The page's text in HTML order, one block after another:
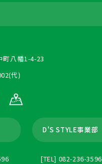
町八幡1-4-23
代)
D'S STYLE事業部
[TEL] 082-236-3596